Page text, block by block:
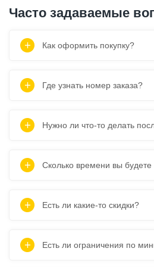
Часто задаваемые
Как оформить покупку?
Где узнать номер заказа?
Нужно ли что-то делать
Сколько времени вы будете
Есть ли какие-то скидки?
Есть ли ограничения по